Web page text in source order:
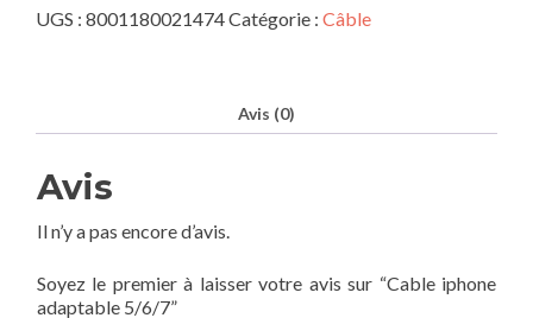
UGS : 8001180021474Catégorie : Câble
Avis (0)
Avis
Il n’y a pas encore d’avis.
Soyez le premier à laisser votre avis sur “Cable iphone
adaptable 5/6/7”